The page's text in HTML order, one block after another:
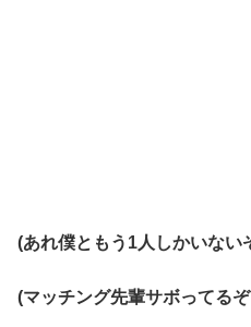
(あれ僕ともう1人しかいない
(マッチング先輩サボってるぞ